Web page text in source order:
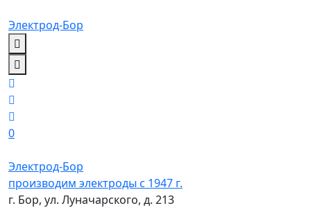
Электрод-Бор
0
Электрод-Бор
производим электроды с 1947 г.
г. Бор, ул. Луначарского, д. 213